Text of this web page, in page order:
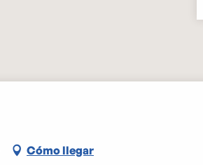
Cómo llegar